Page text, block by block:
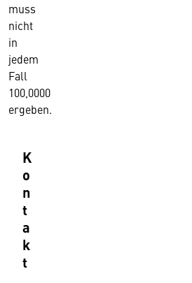
muss
nicht
in
jedem
Fall
100,0000
ergeben.
K
o
n
t
a
k
t